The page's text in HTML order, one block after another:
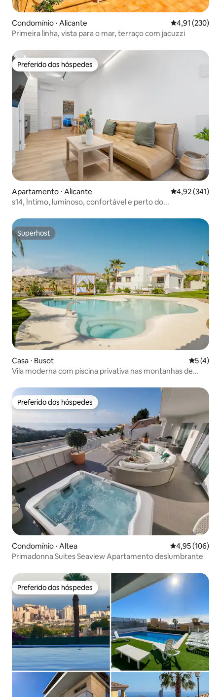
Condomínio ⋅ Alicante 4,91 de uma
4,91 (230)
Primeira linha, vista para o mar, terraço com jacuzzi
Preferido dos hóspedes
Preferido dos hóspedes
Apartamento ⋅ Alicante 4,92 de uma
4,92 (341)
s14, Íntimo, luminoso, confortável e perto do...
Superhost
Superhost
Casa ⋅ Busot 5 de
5 (4)
Vila moderna com piscina privativa nas montanhas de
Preferido dos hóspedes
Preferido dos hóspedes
Condomínio ⋅ Altea 4,95 de uma
4,95 (106)
Primadonna Suites Seaview Apartamento deslumbrante
Preferido dos hóspedes
Preferido dos hóspedes